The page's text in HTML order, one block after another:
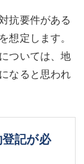
抗要件がある
想定します。
ついては、地
なると思われ
記が必